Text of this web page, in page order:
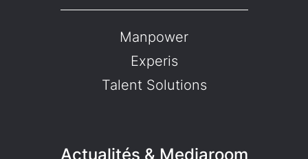
Manpower
Experis
Talent Solutions
Actualités & Mediaroom